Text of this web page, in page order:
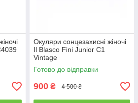
Окуляри сонцезахисні жіночі
Il Blasco Fini Junior C1
Vintage
Готово до відправки
900 ₴ 4 500 ₴